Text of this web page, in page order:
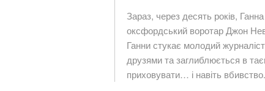
Зараз, через десять років,
оксфордський воротар Джон
Ганни стукає молодий
друзями та заглиблюється в
приховувати… і навіть вбивство.